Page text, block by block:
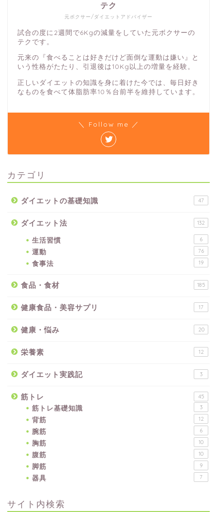
元ボクサー/ダイエットアドバイザー
テク
試合の度に2週間で6Kgの減量をしていた元ボクサーの
テクです。
元来の『食べることは好きだけど面倒な運動は嫌い』と
いう性格がたたり、引退後は10Kg以上の増量を経験。
正しいダイエットの知識を身に着けた今では、毎日好き
なものを食べて体脂肪率10％台前半を維持しています。
＼ Follow me ／
カテゴリ
ダイエットの基礎知識 47
ダイエット法 132
生活習慣 6
運動 76
食事法 19
食品・食材 185
健康食品・美容サプリ 17
健康・悩み 20
栄養素 12
ダイエット実践記 3
筋トレ 45
筋トレ基礎知識 3
背筋 12
腕筋 6
胸筋 10
腹筋 10
脚筋 9
器具 7
サイト内検索